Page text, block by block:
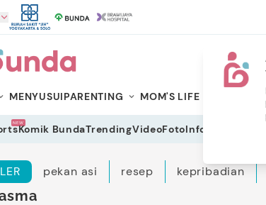
MENYUSUIPARENTING MOM'S LIFE PILIHAN
NEWKomik BundaTrendingVideoFotoInfografis
pekan asi resep kepribadian